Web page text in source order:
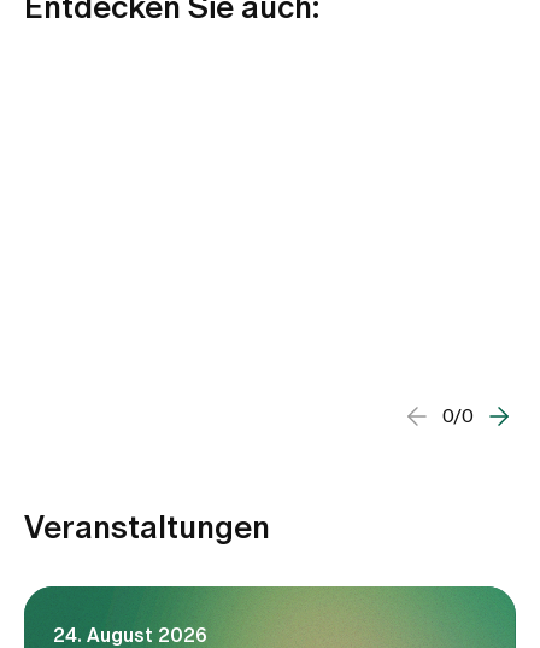
Entdecken Sie auch:
0/0
Veranstaltungen
24. August 2026